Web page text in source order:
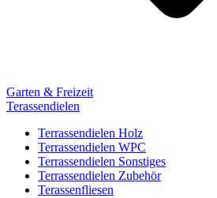
Garten & Freizeit
Terassendielen
Terrassendielen Holz
Terrassendielen WPC
Terrassendielen Sonstiges
Terrassendielen Zubehör
Terassenfliesen